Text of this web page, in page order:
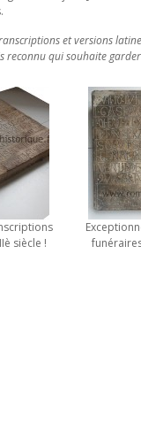
et versions
reconnu qui souhaite
siècle !